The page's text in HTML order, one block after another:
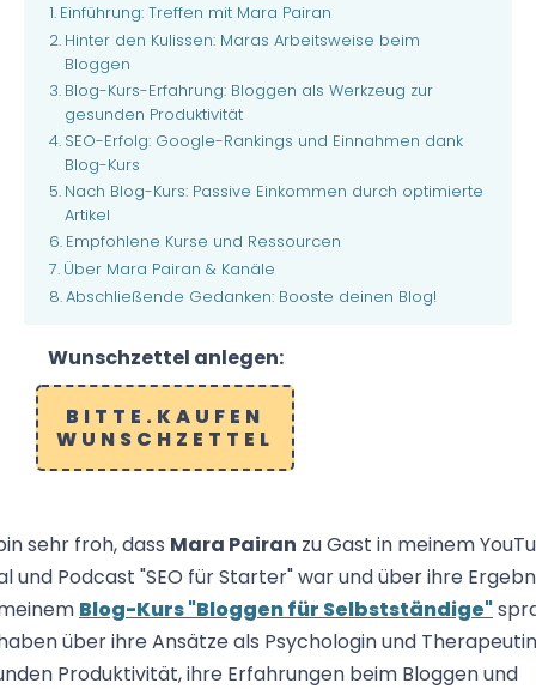
Einführung: Treffen mit Mara Pairan
Hinter den Kulissen: Maras Arbeitsweise beim
Bloggen
Blog-Kurs-Erfahrung: Bloggen als Werkzeug zur
gesunden Produktivität
SEO-Erfolg: Google-Rankings und Einnahmen dank
Blog-Kurs
Nach Blog-Kurs: Passive Einkommen durch optimierte
Artikel
Empfohlene Kurse und Ressourcen
Über Mara Pairan & Kanäle
Abschließende Gedanken: Booste deinen Blog!
Wunschzettel anlegen:
BITTE.KAUFEN
WUNSCHZETTEL
sehr froh, dass Mara Pairan zu Gast in meinem
und Podcast "SEO für Starter" war und über ihre
Blog-Kurs "Bloggen für Selbstständige"
über ihre Ansätze als Psychologin und
Produktivität, ihre Erfahrungen beim Bloggen und